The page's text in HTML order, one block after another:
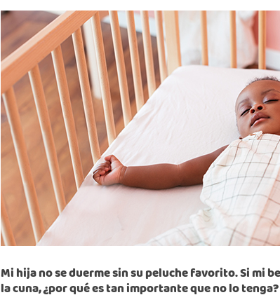
Mi hija no se duerme sin su peluche favorito. Si mi
la cuna, ¿por qué es tan importante que no lo tenga?